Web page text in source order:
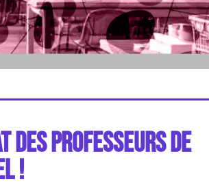
DES PROFESSEURS DE
!